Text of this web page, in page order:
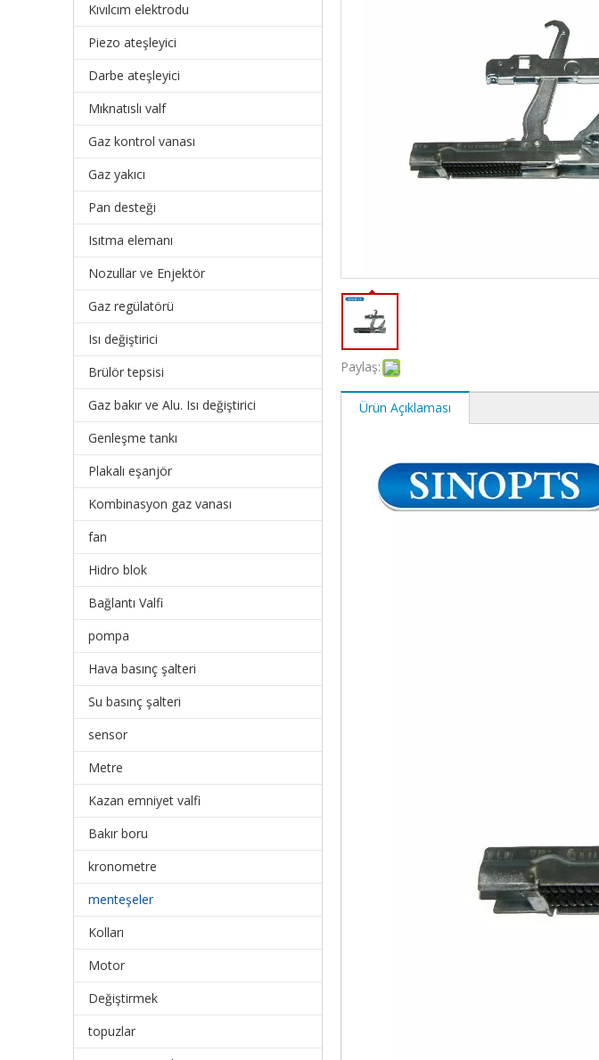
Kıvılcım elektrodu
Piezo ateşleyici
Darbe ateşleyici
Mıknatıslı valf
Gaz kontrol vanası
Gaz yakıcı
Pan desteği
Isıtma elemanı
Nozullar ve Enjektör
Gaz regülatörü
Isı değiştirici
Brülör tepsisi
Gaz bakır ve Alu. Isı değiştirici
Genleşme tankı
Plakalı eşanjör
Kombinasyon gaz vanası
fan
Hidro blok
Bağlantı Valfi
pompa
Hava basınç şalteri
Su basınç şalteri
sensor
Metre
Kazan emniyet valfi
Bakır boru
kronometre
menteşeler
Kolları
Motor
Değiştirmek
topuzlar
Paylaş:
Ürün Açıklaması